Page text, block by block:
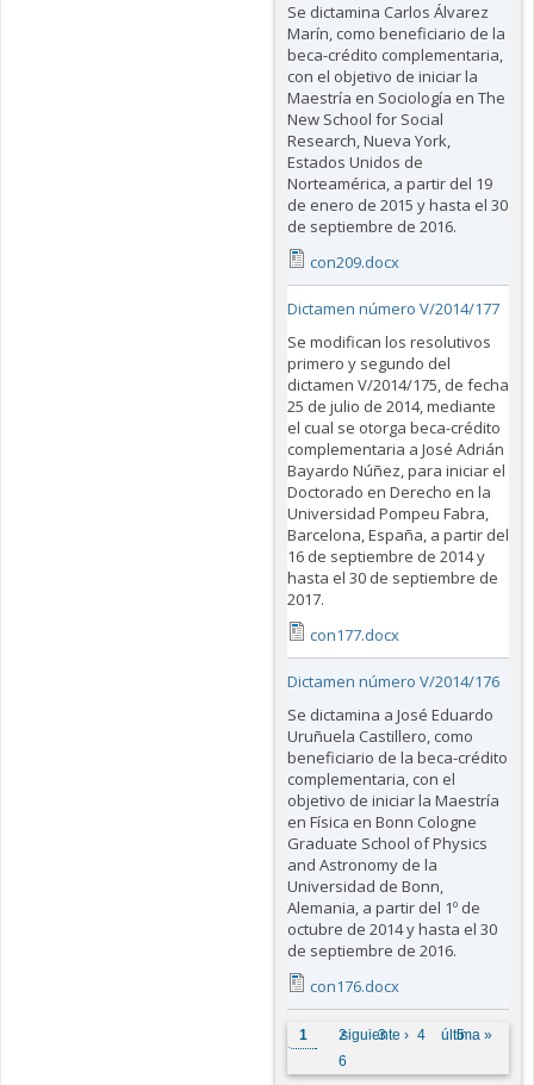
Se dictamina Carlos Álvarez
Marín, como beneficiario de la
beca-crédito complementaria,
con el objetivo de iniciar la
Maestría en Sociología en The
New School for Social
Research, Nueva York,
Estados Unidos de
Norteamérica, a partir del 19
de enero de 2015 y hasta el 30
de septiembre de 2016.
con209.docx
Dictamen número V/2014/177
Se modifican los resolutivos
primero y segundo del
dictamen V/2014/175, de fecha
25 de julio de 2014, mediante
el cual se otorga beca-crédito
complementaria a José Adrián
Bayardo Núñez, para iniciar el
Doctorado en Derecho en la
Universidad Pompeu Fabra,
Barcelona, España, a partir del
16 de septiembre de 2014 y
hasta el 30 de septiembre de
2017.
con177.docx
Dictamen número V/2014/176
Se dictamina a José Eduardo
Uruñuela Castillero, como
beneficiario de la beca-crédito
complementaria, con el
objetivo de iniciar la Maestría
en Física en Bonn Cologne
Graduate School of Physics
and Astronomy de la
Universidad de Bonn,
Alemania, a partir del 1º de
octubre de 2014 y hasta el 30
de septiembre de 2016.
con176.docx
Páginas
1 2 3 4
5
6
siguiente › última »